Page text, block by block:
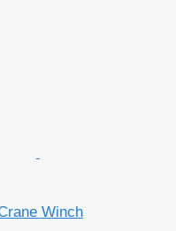
Winch